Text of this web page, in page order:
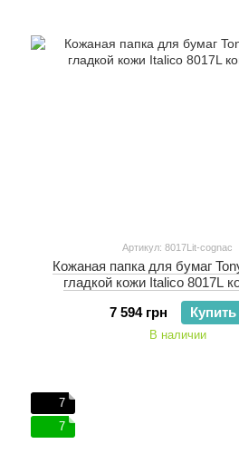
Артикул: 8017Lit-cognac
Кожаная папка для бумаг
гладкой кожи Italico 8017L
7 594 грн
Купить
В наличии
7
7